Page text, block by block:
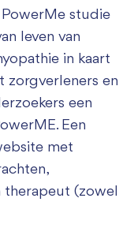
studie
leven van
in kaart
zorgverleners en
een
Een
met
therapeut (zowel